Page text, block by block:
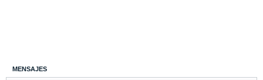
MENSAJES